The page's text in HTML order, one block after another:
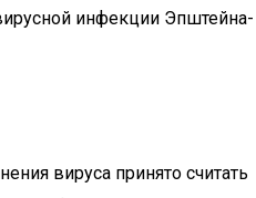
инфекции Эпштейна-
вируса принято считать